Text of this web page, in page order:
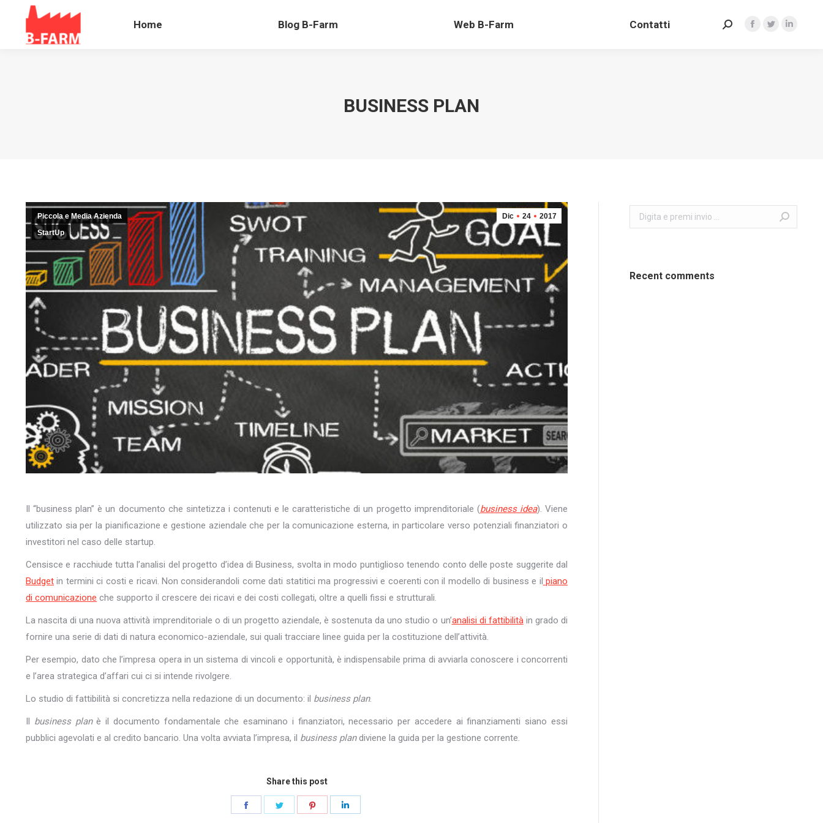
Home Blog B-Farm Web B-Farm Contatti Search:Facebook
TwitterLinkedin
BUSINESS PLAN
Dic 24 2017
Piccola e Media Azienda
StartUp
Il “business plan” è un documento che sintetizza i contenuti e le caratteristiche di un progetto imprenditoriale (business idea). Viene
utilizzato sia per la pianificazione e gestione aziendale che per la comunicazione esterna, in particolare verso potenziali finanziatori o
investitori nel caso delle startup.
Censisce e racchiude tutta l’analisi del progetto d’idea di Business, svolta in modo puntiglioso tenendo conto delle poste suggerite dal
Budget in termini ci costi e ricavi. Non considerandoli come dati statitici ma progressivi e coerenti con il modello di business e il piano
di comunicazione che supporto il crescere dei ricavi e dei costi collegati, oltre a quelli fissi e strutturali.
La nascita di una nuova attività imprenditoriale o di un progetto aziendale, è sostenuta da uno studio o un’analisi di fattibilità in grado di
fornire una serie di dati di natura economico-aziendale, sui quali tracciare linee guida per la costituzione dell’attività.
Per esempio, dato che l’impresa opera in un sistema di vincoli e opportunità, è indispensabile prima di avviarla conoscere i concorrenti
e l’area strategica d’affari cui ci si intende rivolgere.
Lo studio di fattibilità si concretizza nella redazione di un documento: il business plan.
Il business planè il documento fondamentale che esaminano i finanziatori, necessario per accedere ai finanziamenti siano essi
pubblici agevolati e al credito bancario. Una volta avviata l’impresa, il business plandiviene la guida per la gestione corrente.
Share this post
Share
Search:
Recent comments
Blog B-Farm Web B-Farm Contatti Search:Facebook
TwitterLinkedin